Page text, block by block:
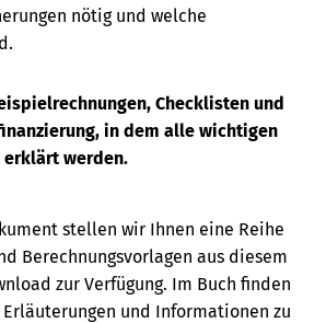
nötig und welche
Checklisten und
in dem alle wichtigen
werden.
stellen wir Ihnen eine Reihe
Berechnungsvorlagen aus diesem
zur Verfügung. Im Buch finden
und Informationen zu